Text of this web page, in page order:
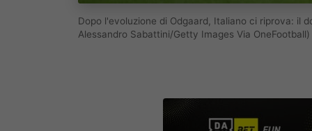
Dopo l'evoluzione di Odgaard, Italiano ci riprova: il
Alessandro Sabattini/Getty Images Via OneFootball)